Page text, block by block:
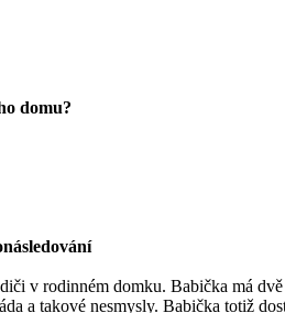
domu?
v rodinném domku. Babička má
a takové nesmysly. Babička totiž